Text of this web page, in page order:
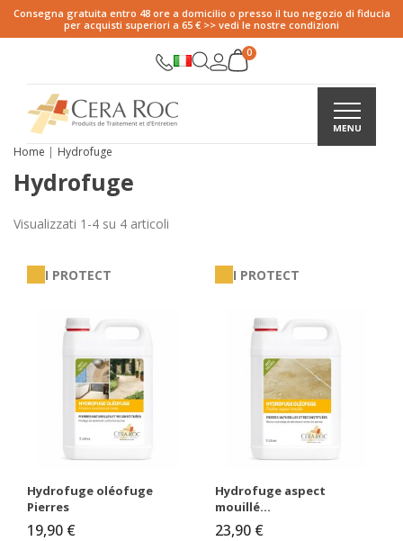
Consegna gratuita entro 48 ore a domicilio o presso il tuo negozio di fiducia
per acquisti superiori a 65 € >> vedi le nostre condizioni
Home Hydrofuge
Hydrofuge
Visualizzati 1-4 su 4 articoli
I PROTECT
Hydrofuge oléofuge
Pierres
19,90 €
I PROTECT
Hydrofuge aspect
mouillé...
23,90 €